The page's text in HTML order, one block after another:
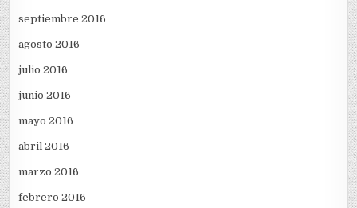
septiembre 2016
agosto 2016
julio 2016
junio 2016
mayo 2016
abril 2016
marzo 2016
febrero 2016